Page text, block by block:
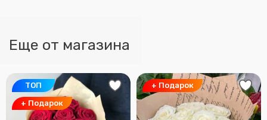
Еще от магазина
ТОП
+ Подарок
+ Подарок